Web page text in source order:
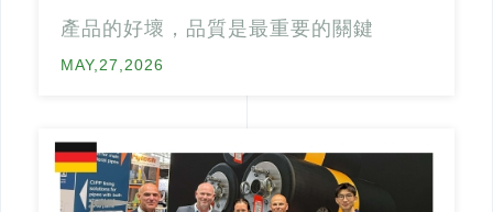
產品的好壞，品質是最重要的關鍵
MAY,27,2026